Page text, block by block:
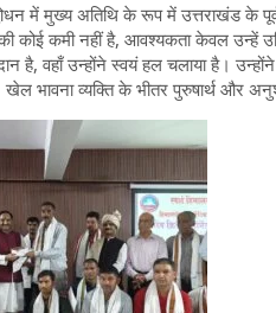
में मुख्य अतिथि के रूप में उत्तराखंड के पूर्व
कोई कमी नहीं है, आवश्यकता केवल
है, वहाँ उन्होंने स्वयं हल चलाया है।
भावना व्यक्ति के भीतर पुरुषार्थ और